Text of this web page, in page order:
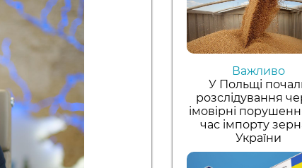
Важливо
У Польщі
розслідування
імовірні
час імпорту
України